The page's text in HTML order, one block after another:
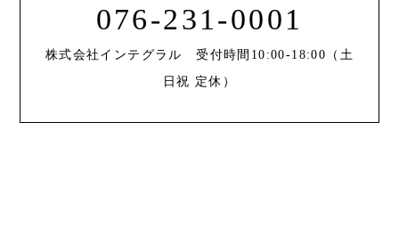
076-231-0001
株式会社インテグラル 受付時間10:00-18:00（土
日祝 定休）